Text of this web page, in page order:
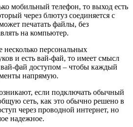
мобильный телефон, то выход есть
через блютуз соединяется с
печатать файлы, без
на компьютер.
несколько персональных
и есть вай-фай, то имеет смысл
вай-фай доступом – чтобы каждый
напрямую.
если подключать обычный
сеть, как это обычно решено в
через проводной интернет, но
надежное.